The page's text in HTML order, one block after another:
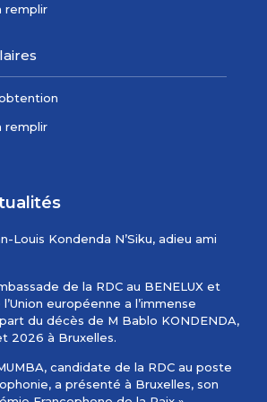
remplir
remplir
Louis Kondenda N’Siku, adieu ami
de la RDC au BENELUX et
européenne a l’immense
du décès de M Bablo KONDENDA,
2026 à Bruxelles.
candidate de la RDC au poste
a présenté à Bruxelles, son